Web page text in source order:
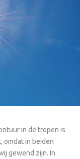
in de tropen is
omdat in beiden
gewend zijn. In